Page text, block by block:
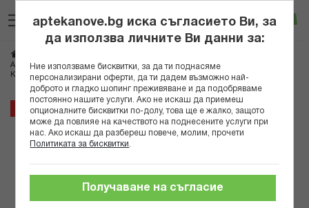
към
съдържанието
Вход
АВЕН КОМПЛЕКТ ХИАЛУРОН АКТИВ B3 АКВА ГЕЛ-КРЕМ 50МЛ+СЕРУМ
КОНЦЕНТРАТ 30МЛ+АНТИ-ЕЙДЖ ФЛУИД SPF50 5МЛ
25%
Преминете
края
галерията
изображенията
aptekanove.bg иска съгласието Ви, за
да използва личните Ви данни за:
Ние използваме бисквитки, за да ти поднасяме
персонализирани оферти, да ти дадем възможно най-
доброто и гладко шопинг преживяване и да подобряваме
постоянно нашите услуги. Ако не искаш да приемеш
опционалните бисквитки по-долу, това ще е жалко, защото
може да повлияе на качеството на поднесените услуги при
нас. Ако искаш да разбереш повече, молим, прочети
Политиката за бисквитки
Получаване на съгласие